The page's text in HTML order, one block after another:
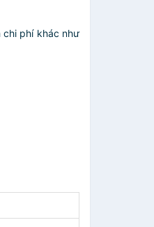
chi phí khác như